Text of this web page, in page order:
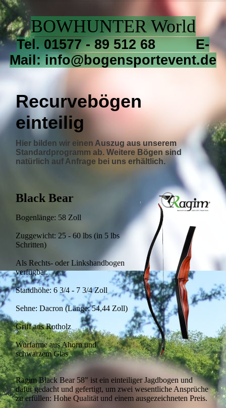
BOWHUNTER World
Tel. 01577 - 89 512 68 E-
Mail: info@bogensportevent.de
Recurvebögen
einteilig
Hier bilden wir einen Auszug aus unserem
Standardprogramm ab. Weitere Bögen sind
natürlich auf Anfrage bei uns erhältlich.
Black Bear
Bogenlänge: 58 Zoll
Zuggewicht: 25 - 60 lbs (in 5 lbs
Schritten)
Als Rechts- oder Linkshandbogen
verfügbar.
Standhöhe: 6 3/4 - 7 3/4 Zoll
Sehne: Dacron (Länge: 54,44 Zoll)
Griff aus Rotholz
Wurfarme aus Ahorn und
schwarzem Glas
Ragim Black Bear 58" ist ein einteiliger Jagdbogen und
dafür gedacht und gefertigt, um zwei wesentliche Ansprüche
zu erfüllen: Hohe Qualität und einem ausgezeichneten Preis.